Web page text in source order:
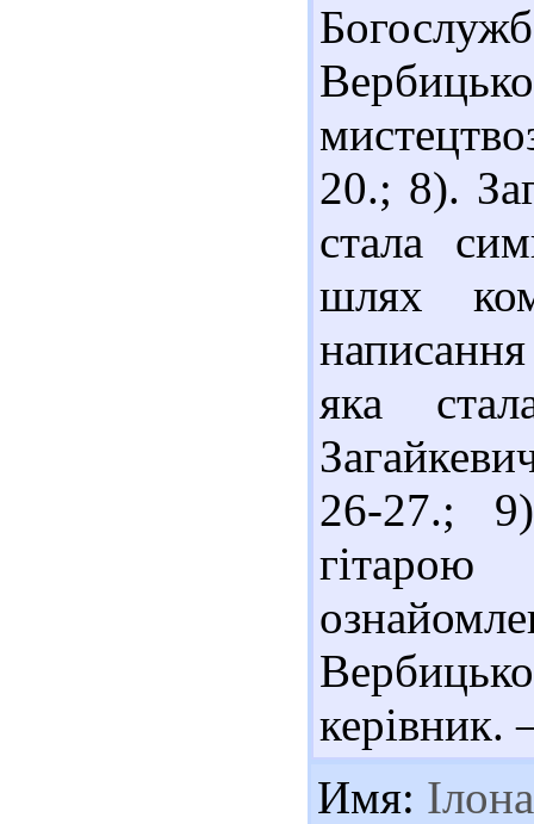
20.; 8).
стала
шлях
яка
26-27.;
Имя: Ілона